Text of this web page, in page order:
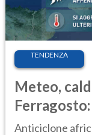
TENDENZA
Meteo,
ancora
Anticiclone